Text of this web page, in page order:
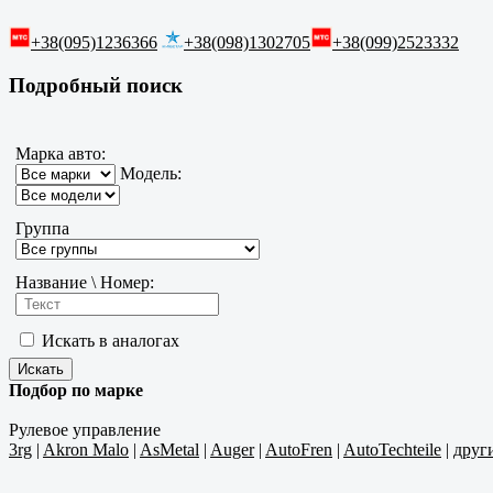
+38(095)1236366 +38(098)1302705 +38(099)2523332
Подробный поиск
Марка авто:
Модель:
Группа
Название \ Номер:
Искать в аналогах
Подбор по марке
Рулевое управление
3rg | Akron Malo | AsMetal | Auger| AutoFren | AutoTechteile |